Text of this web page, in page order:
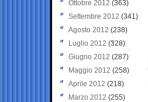
Ottobre 2012 (363)
Settembre 2012 (341)
Agosto 2012 (238)
Luglio 2012 (328)
Giugno 2012 (287)
Maggio 2012 (258)
Aprile 2012 (218)
Marzo 2012 (255)